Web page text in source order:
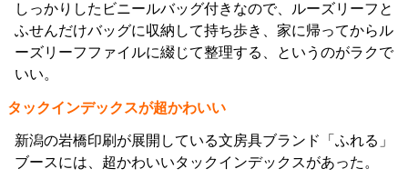
しっかりしたビニールバッグ付きなので、ルーズリーフと
ふせんだけバッグに収納して持ち歩き、家に帰ってからル
ーズリーフファイルに綴じて整理する、というのがラクで
いい。
タックインデックスが超かわいい
新潟の岩橋印刷が展開している文房具ブランド「ふれる」
ブースには、超かわいいタックインデックスがあった。